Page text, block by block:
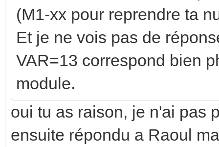
(M1-xx pour reprendre ta
Et je ne vois pas de
VAR=13 correspond bien
module.
oui tu as raison, je n'ai pas
ensuite répondu a Raoul